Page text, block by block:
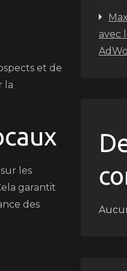
et de
la
les
garantit
des
avec